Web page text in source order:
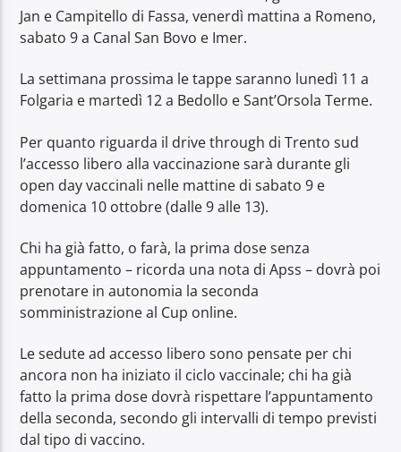
Jan e Campitello di Fassa, venerdì mattina a Romeno,
sabato 9 a Canal San Bovo e Imer.
La settimana prossima le tappe saranno lunedì 11 a
Folgaria e martedì 12 a Bedollo e Sant’Orsola Terme.
Per quanto riguarda il drive through di Trento sud
l’accesso libero alla vaccinazione sarà durante gli
open day vaccinali nelle mattine di sabato 9 e
domenica 10 ottobre (dalle 9 alle 13).
Chi ha già fatto, o farà, la prima dose senza
appuntamento – ricorda una nota di Apss – dovrà poi
prenotare in autonomia la seconda
somministrazione al Cup online.
Le sedute ad accesso libero sono pensate per chi
ancora non ha iniziato il ciclo vaccinale; chi ha già
fatto la prima dose dovrà rispettare l’appuntamento
della seconda, secondo gli intervalli di tempo previsti
dal tipo di vaccino.